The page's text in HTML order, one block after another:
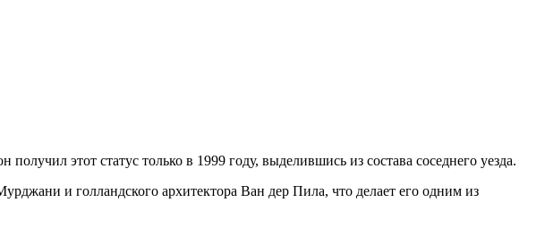
этот статус только в 1999 году, выделившись из состава соседнего уезда.
и голландского архитектора Ван дер Пила, что делает его одним из